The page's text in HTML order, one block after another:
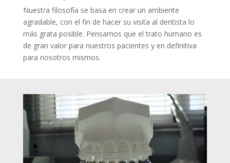
Nuestra filosofía se basa en crear un ambiente
agradable, con el fin de hacer su visita al dentista lo
más grata posible. Pensamos que el trato humano es
de gran valor para nuestros pacientes y en definitiva
para nosotros mismos.